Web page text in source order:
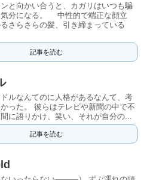
と向かい合うと、カガリはいつも騙
気分になる。 中性的で端正な顔立
さらさらの髪、引き締まっている
記事を読む
ルなんてのに人格があるなんて、考
った。 彼らはテレビや新聞の中で不
に語りかけ、笑い、それが自分の...
記事を読む